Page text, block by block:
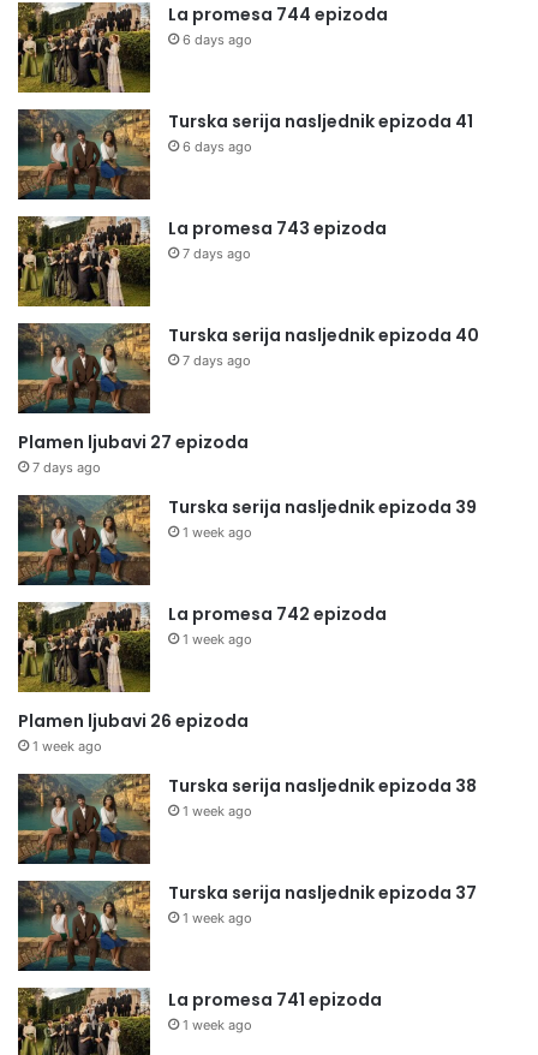
La promesa 744 epizoda
6 days ago
Turska serija nasljednik epizoda 41
6 days ago
La promesa 743 epizoda
7 days ago
Turska serija nasljednik epizoda 40
7 days ago
Plamen ljubavi 27 epizoda
7 days ago
Turska serija nasljednik epizoda 39
1 week ago
La promesa 742 epizoda
1 week ago
Plamen ljubavi 26 epizoda
1 week ago
Turska serija nasljednik epizoda 38
1 week ago
Turska serija nasljednik epizoda 37
1 week ago
La promesa 741 epizoda
1 week ago